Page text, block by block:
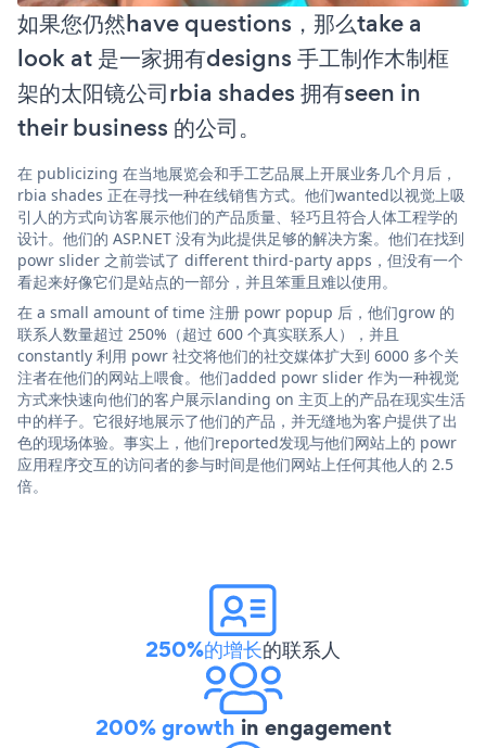
如果您仍然have questions，那么take a
look at 是一家拥有designs 手工制作木制框
架的太阳镜公司rbia shades 拥有seen in
their business 的公司。
在 publicizing 在当地展览会和手工艺品展上开展业务几个月后，
rbia shades 正在寻找一种在线销售方式。他们wanted以视觉上吸
引人的方式向访客展示他们的产品质量、轻巧且符合人体工程学的
设计。他们的 ASP.NET 没有为此提供足够的解决方案。他们在找到
powr slider 之前尝试了 different third-party apps，但没有一个
看起来好像它们是站点的一部分，并且笨重且难以使用。
在 a small amount of time 注册 powr popup 后，他们grow 的
联系人数量超过 250%（超过 600 个真实联系人），并且
constantly 利用 powr 社交将他们的社交媒体扩大到 6000 多个关
注者在他们的网站上喂食。他们added powr slider 作为一种视觉
方式来快速向他们的客户展示landing on 主页上的产品在现实生活
中的样子。它很好地展示了他们的产品，并无缝地为客户提供了出
色的现场体验。事实上，他们reported发现与他们网站上的 powr
应用程序交互的访问者的参与时间是他们网站上任何其他人的 2.5
倍。
250%的增长的联系人
200% growth in engagement